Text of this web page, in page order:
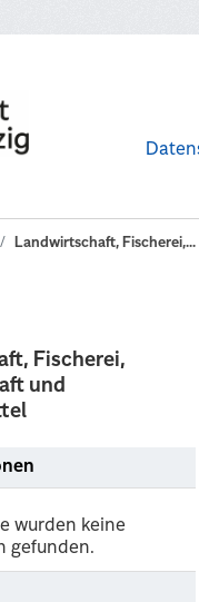
Landwirtschaft, Fischerei,...
Fischerei,
und
wurden keine
gefunden.